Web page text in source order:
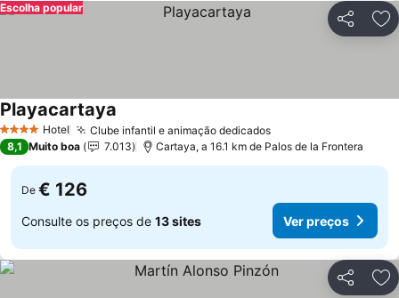
Partilhar
Escolha popular
4 EstrelasHotel Clube infantil e animação dedicados
Playacartaya
8,1 Muito boa 7.013 Cartaya, a 16.1 km de Palos de la Frontera
De € 126
Consulte os preços de 13 sites Ver preços
Partilhar